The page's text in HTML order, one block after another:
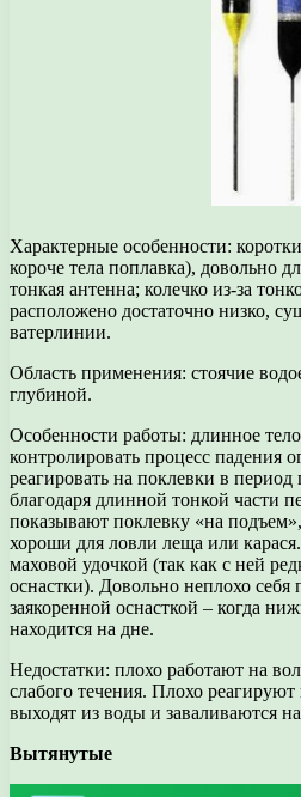
Характерные особенности:
короче тела поплавка), довольно
тонкая антенна; колечко из-за
расположено достаточно низко,
ватерлинии.
Область применения: стоячие
глубиной.
Особенности работы: длинное
контролировать процесс падения
реагировать на поклевки в
благодаря длинной тонкой части
показывают поклевку «на
хороши для ловли леща или
маховой удочкой (так как с ней
оснастки). Довольно неплохо себя
заякоренной оснасткой – когда
находится на дне.
Недостатки: плохо работают на
слабого течения. Плохо
выходят из воды и заваливаются
Вытянутые